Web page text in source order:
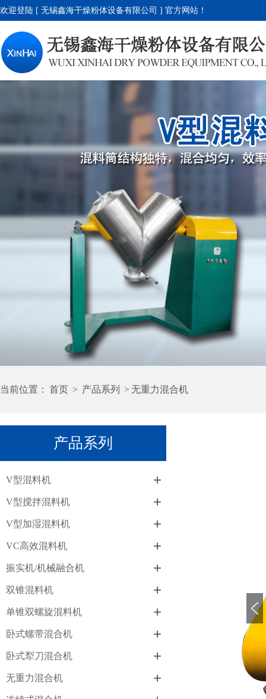
欢迎登陆 [ 无锡鑫海干燥粉体设备有限公司 ] 官方网站！
当前位置： 首页 > 产品系列 > 无重力混合机
产品系列
V型混料机 +
V型搅拌混料机 +
V型加湿混料机 +
VC高效混料机 +
振实机/机械融合机 +
双锥混料机 +
单锥双螺旋混料机 +
卧式螺带混合机 +
卧式犁刀混合机 +
无重力混合机 +